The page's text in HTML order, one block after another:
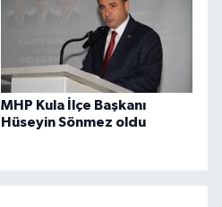
MHP Kula İlçe Başkanı
Hüseyin Sönmez oldu